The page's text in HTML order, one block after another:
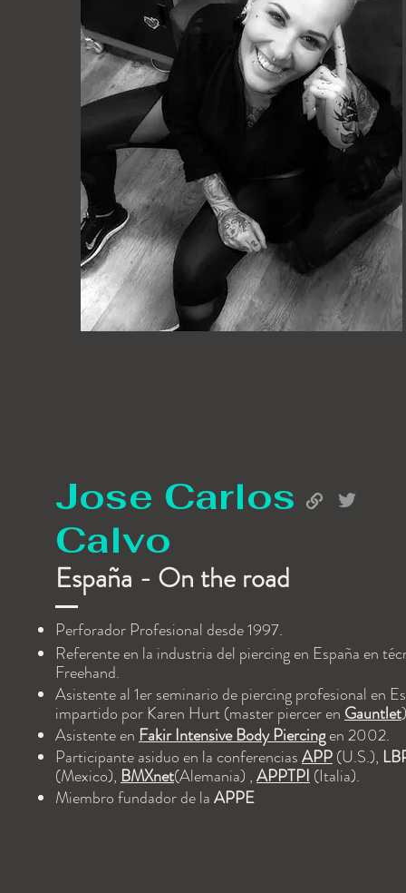
Jose Carlos
Calvo
España - On the road
Perforador Profesional desde 1997.
Referente en la industria del piercing en España en
Freehand.
Asistente al 1er seminario de piercing profesional en
impartido por Karen Hurt (master piercer en Gauntlet)
Asistente en Fakir Intensive Body Piercingen 2002.
Participante asiduo en la conferenciasAPP(U.S.),
(Mexico), BMXnet(Alemania) ,APPTPI (Italia).
Miembro fundador de laAPPE